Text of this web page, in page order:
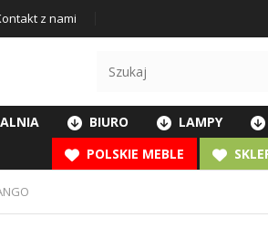
z nami
BIURO LAMPY
POLSKIE MEBLE